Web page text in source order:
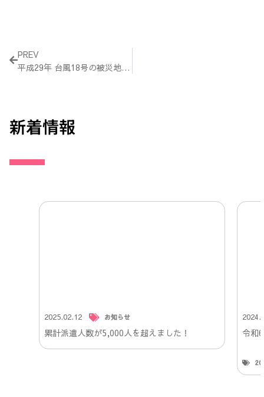
PREV
平成29年 台風18号の被災地（大分県）支援レポート
新着情報
2025.02.12 お知らせ
累計派遣人数が5,000人を超えました！ 令和